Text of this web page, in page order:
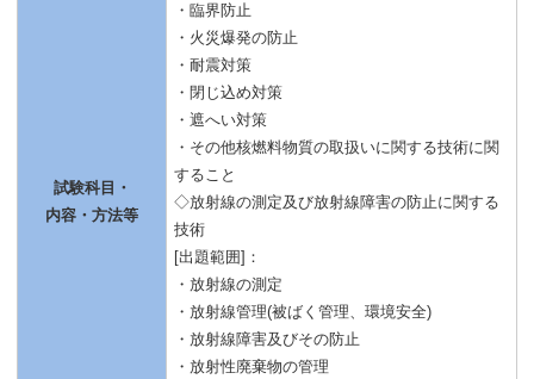
試験科目・
内容・方法等
・臨界防止
・火災爆発の防止
・耐震対策
・閉じ込め対策
・遮へい対策
・その他核燃料物質の取扱いに関する技術に関
すること
◇放射線の測定及び放射線障害の防止に関する
技術
[出題範囲]：
・放射線の測定
・放射線管理(被ばく管理、環境安全)
・放射線障害及びその防止
・放射性廃棄物の管理